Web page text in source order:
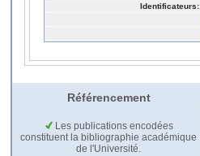
Identificateurs:
Référencement
Les publications encodées
constituent la bibliographie académique
de l'Université.